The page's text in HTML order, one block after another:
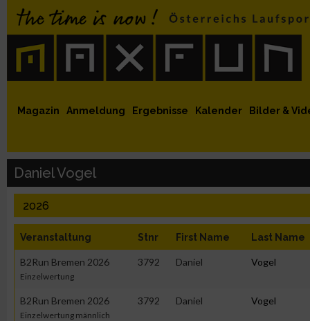
MaxFun Newsletter abonnieren
MaxFun auf Instagram
MaxFun auf Twitter
auf Youtube
auf Facebook
Magazin Anmeldung Ergebnisse Kalender Bilder &
Daniel Vogel
2026
Veranstaltung Stnr First Name Last Name
B2Run Bremen 2026
Einzelwertung
3792 Daniel Vogel
B2Run Bremen 2026
Einzelwertung männlich
3792 Daniel Vogel